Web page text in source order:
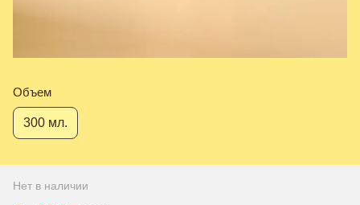
Объем
300 мл.
Нет в наличии